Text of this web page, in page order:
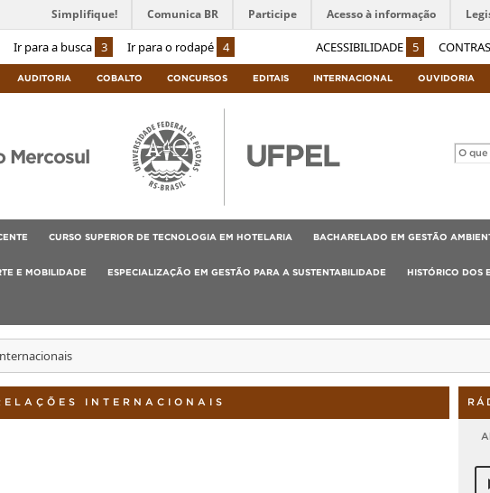
Ir para a busca 3 Ir para o rodapé 4 ACESSIBILIDADE 5
Simplifique! Comunica BR Participe Acesso à informação
AUDITORIA COBALTO CONCURSOS EDITAIS INTERNACIONAL OUVIDORIA
Mercosul
CURSO SUPERIOR DE TECNOLOGIA EM HOTELARIA BACHARELADO EM GESTÃO
E MOBILIDADE ESPECIALIZAÇÃO EM GESTÃO PARA A SUSTENTABILIDADE HISTÓRICO DOS
INTERNACIONAIS